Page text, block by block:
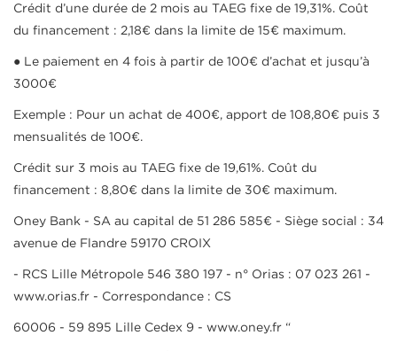
Crédit d’une durée de 2 mois au TAEG fixe de 19,31%. Coût
du financement : 2,18€ dans la limite de 15€ maximum.
● Le paiement en 4 fois à partir de 100€ d’achat et jusqu’à
3000€
Exemple : Pour un achat de 400€, apport de 108,80€ puis 3
mensualités de 100€.
Crédit sur 3 mois au TAEG fixe de 19,61%. Coût du
financement : 8,80€ dans la limite de 30€ maximum.
Oney Bank - SA au capital de 51 286 585€ - Siège social : 34
avenue de Flandre 59170 CROIX
- RCS Lille Métropole 546 380 197 - n° Orias : 07 023 261 -
www.orias.fr - Correspondance : CS
60006 - 59 895 Lille Cedex 9 - www.oney.fr “